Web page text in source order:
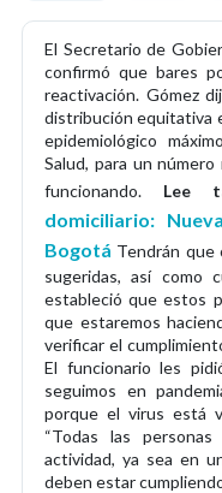
El Secretario de
confirmó que bares
reactivación. Gómez
distribución equitativa
epidemiológico
Salud, para un
funcionando. Lee
domiciliario:
Bogotá Tendrán que
sugeridas, así como
estableció que estos
que estaremos
verificar el
El funcionario les
seguimos en
porque el virus está
“Todas las
actividad, ya sea en
deben estar